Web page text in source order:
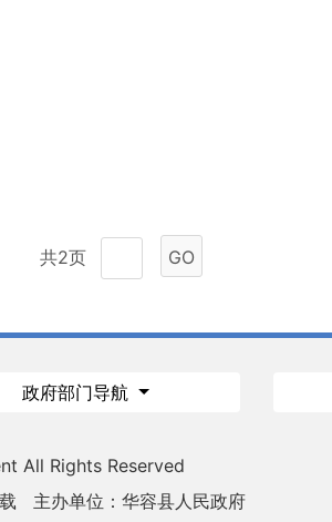
共2页 GO
政府部门导航
All Rights Reserved
主办单位：华容县人民政府